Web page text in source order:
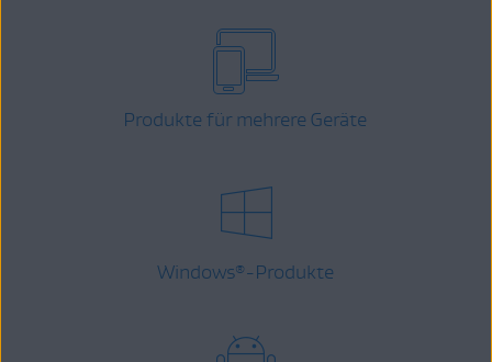
Produkte für mehrere Geräte
Windows® -Produkte